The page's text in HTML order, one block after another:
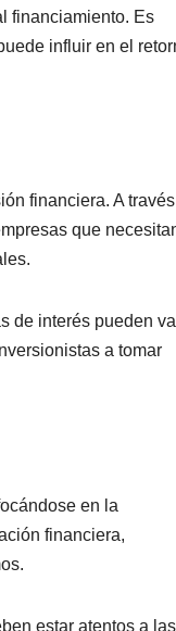
financiamiento. Es
influir en el
financiera. A
que
de interés pueden
a tomar
en la
financiera,
estar atentos a las